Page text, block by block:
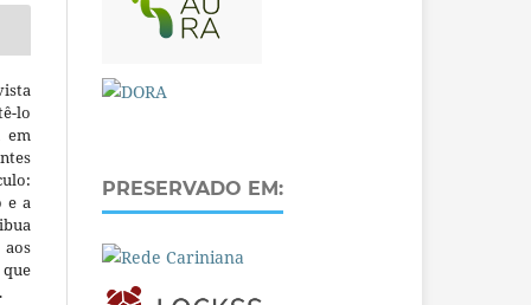
lo
em
e a
PRESERVADO EM: